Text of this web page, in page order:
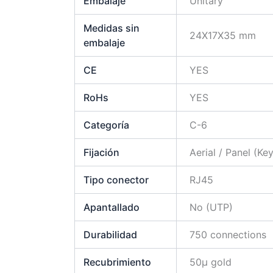
Medidas sin
embalaje
24X17X35 mm
CE YES
RoHs YES
Categoría C-6
Fijación Aerial / Panel
Tipo conector RJ45
Apantallado No (UTP)
Durabilidad 750 connections
Recubrimiento 50µ gold